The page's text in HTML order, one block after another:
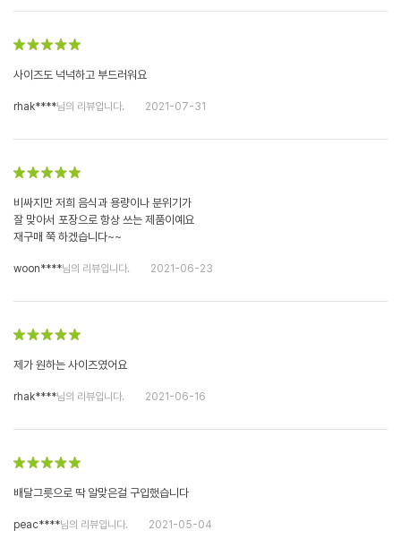
사이즈도 넉넉하고 부드러워요
rhak****님의 리뷰입니다. 2021-07-31
비싸지만 저희 음식과 용량이나 분위기가
잘 맞아서 포장으로 항상 쓰는 제품이예요
재구매 쭉 하겠습니다~~
woon****님의 리뷰입니다. 2021-06-23
제가 원하는 사이즈였어요
rhak****님의 리뷰입니다. 2021-06-16
배달그릇으로 딱 알맞은걸 구입했습니다
peac****님의 리뷰입니다. 2021-05-04